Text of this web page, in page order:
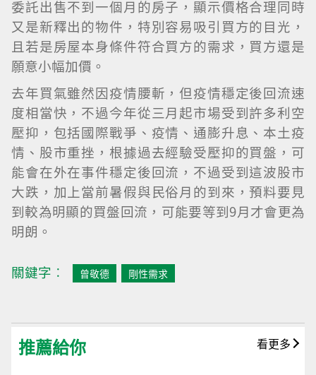
委託出售不到一個月的房子，顯示價格合理同時
又是新釋出的物件，特別容易吸引買方的目光，
且若是房屋本身條件符合買方的需求，買方還是
願意小幅加價。
去年買氣雖然因疫情腰斬，但疫情穩定後回流速
度相當快，不過今年從三月起市場受到許多利空
壓抑，包括國際戰爭、疫情、通膨升息、本土疫
情、股市重挫，根據過去經驗受壓抑的買盤，可
能會在外在事件穩定後回流，不過受到這波股市
大跌，加上當前暑假與民俗月的到來，預料要見
到較為明顯的買盤回流，可能要等到9月才會更為
明朗。
關鍵字︰ 曾敬德 剛性需求
推薦給你 看更多